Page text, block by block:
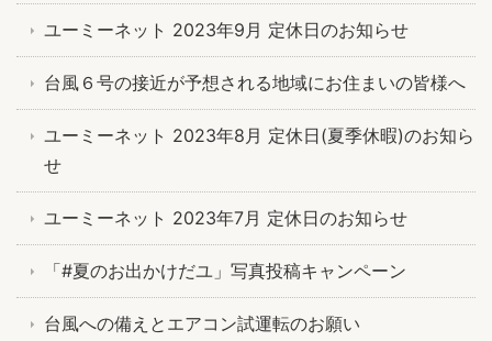
ユーミーネット 2023年9月 定休日のお知らせ
台風６号の接近が予想される地域にお住まいの皆様へ
ユーミーネット 2023年8月 定休日(夏季休暇)のお知ら
せ
ユーミーネット 2023年7月 定休日のお知らせ
「#夏のお出かけだユ」写真投稿キャンペーン
台風への備えとエアコン試運転のお願い